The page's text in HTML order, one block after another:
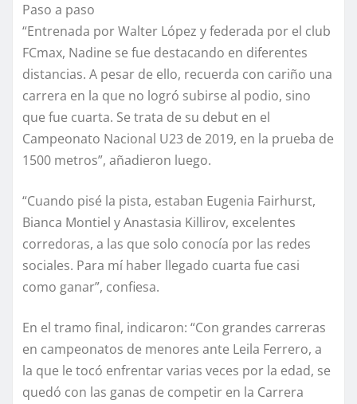
Paso a paso
“Entrenada por Walter López y federada por el club
FCmax, Nadine se fue destacando en diferentes
distancias. A pesar de ello, recuerda con cariño una
carrera en la que no logró subirse al podio, sino
que fue cuarta. Se trata de su debut en el
Campeonato Nacional U23 de 2019, en la prueba de
1500 metros”, añadieron luego.
“Cuando pisé la pista, estaban Eugenia Fairhurst,
Bianca Montiel y Anastasia Killirov, excelentes
corredoras, a las que solo conocía por las redes
sociales. Para mí haber llegado cuarta fue casi
como ganar”, confiesa.
En el tramo final, indicaron: “Con grandes carreras
en campeonatos de menores ante Leila Ferrero, a
la que le tocó enfrentar varias veces por la edad, se
quedó con las ganas de competir en la Carrera